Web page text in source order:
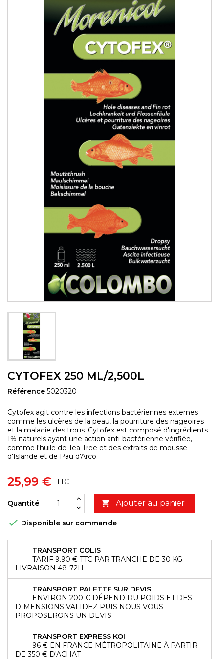
CYTOFEX 250 ML/2,500L
Référence 5020320
Cytofex agit contre les infections bactériennes externes
comme les ulcères de la peau, la pourriture des nageoires
et la maladie des trous. Cytofex est composé d'ingrédients
1% naturels ayant une action anti-bactérienne vérifiée,
comme l'huile de Tea Tree et des extraits de mousse
d'Islande et de Pau d'Arco.
25,99 € TTC
Quantité  Ajouter au panier
 Disponible sur commande
TRANSPORT COLIS
TARIF 9.90 € TTC PAR TRANCHE DE 30 KG.
LIVRAISON 48-72H
TRANSPORT PALETTE SUR DEVIS
ENVIRON 200 € DÉPEND DU POIDS ET DES
DIMENSIONS VALIDEZ PUIS NOUS VOUS
PROPOSERONS UN DEVIS
TRANSPORT EXPRESS KOI
96 € EN FRANCE MÉTROPOLITAINE À PARTIR
DE 350 € D'ACHAT